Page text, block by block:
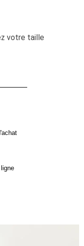
votre taille